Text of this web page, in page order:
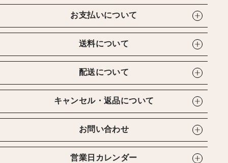
お支払いについて
送料について
配送について
キャンセル・返品について
お問い合わせ
営業日カレンダー